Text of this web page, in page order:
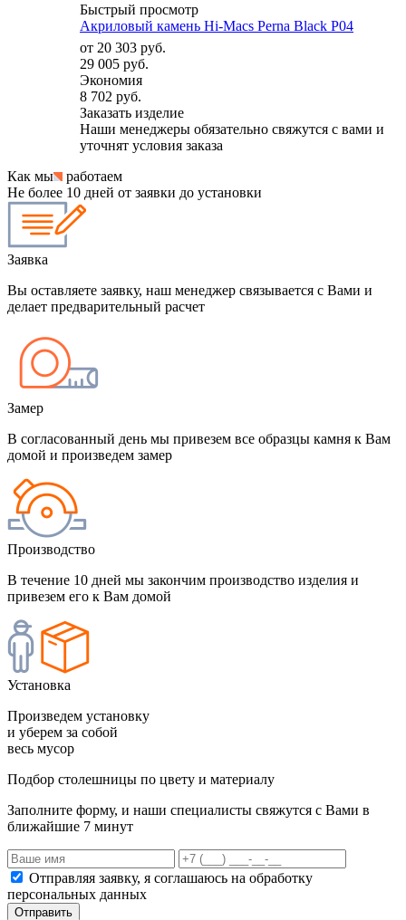
Быстрый просмотр
Акриловый камень Hi-Macs Perna Black P04
от 20 303 руб.
29 005 руб.
Экономия
8 702 руб.
Заказать изделие
Наши менеджеры обязательно свяжутся с вами и
уточнят условия заказа
Как мы
работаем
Не более 10 дней от заявки до установки
Заявка
Вы оставляете заявку, наш менеджер связывается с Вами и
делает предварительный расчет
Замер
В согласованный день мы привезем все образцы камня к Вам
домой и произведем замер
Производство
В течение 10 дней мы закончим производство изделия и
привезем его к Вам домой
Установка
Произведем установку
и уберем за собой
весь мусор
Подбор столешницы по цвету и материалу
Заполните форму, и наши специалисты свяжутся с Вами в
ближайшие 7 минут
Отправляя заявку, я соглашаюсь на обработку
персональных данных
Отправить